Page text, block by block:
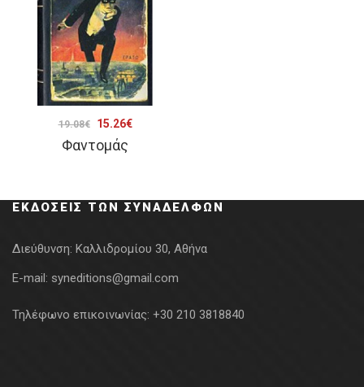
Φαντομάς
19.08€
Original
price
15.26€Η
15.26€.
ΕΚΔΌΣΕΙΣ ΤΩΝ ΣΥΝΑΔΈΛΦΩΝ
Διεύθυνση: Καλλιδρομίου 30, Αθήνα
E-mail: syneditions@gmail.com
Τηλέφωνο επικοινωνίας: +30 210 3818840